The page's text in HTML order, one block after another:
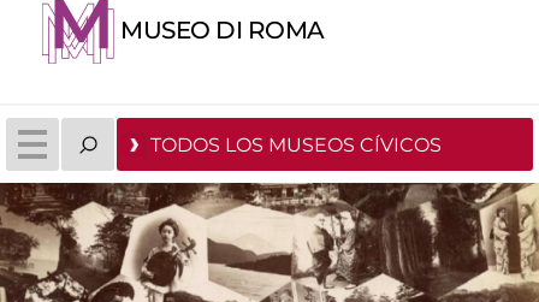
MUSEO DI ROMA
TODOS LOS MUSEOS CÍVICOS